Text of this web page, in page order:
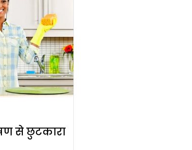
से छुटकारा